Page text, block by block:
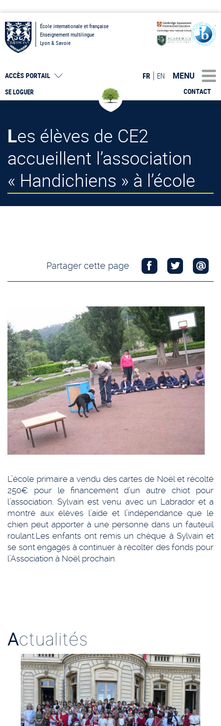
École internationale et française
Enseignement multilingue
Lyon & Savoie
SE LOGUER
ACCÈS PORTAIL
CONTACT
FR EN MENU
Les élèves de CE2
accueillent l’association
« Handichiens » à l’école
Partager cette page
L’école primaire a vendu des cartes de Noël et récolté
250€ pour le financement d’un autre chiot pour
l’association. Sylvain est venu avec un Labrador et a
montré aux élèves l’aide et l’indépendance que le
chien peut apporter à une personne dans un fauteuil
roulant.Les enfants ont remis un chèque à Sylvain et
se sont engagés à continuer à récolter des fonds pour
l’Association à Noël prochain.
Actualités